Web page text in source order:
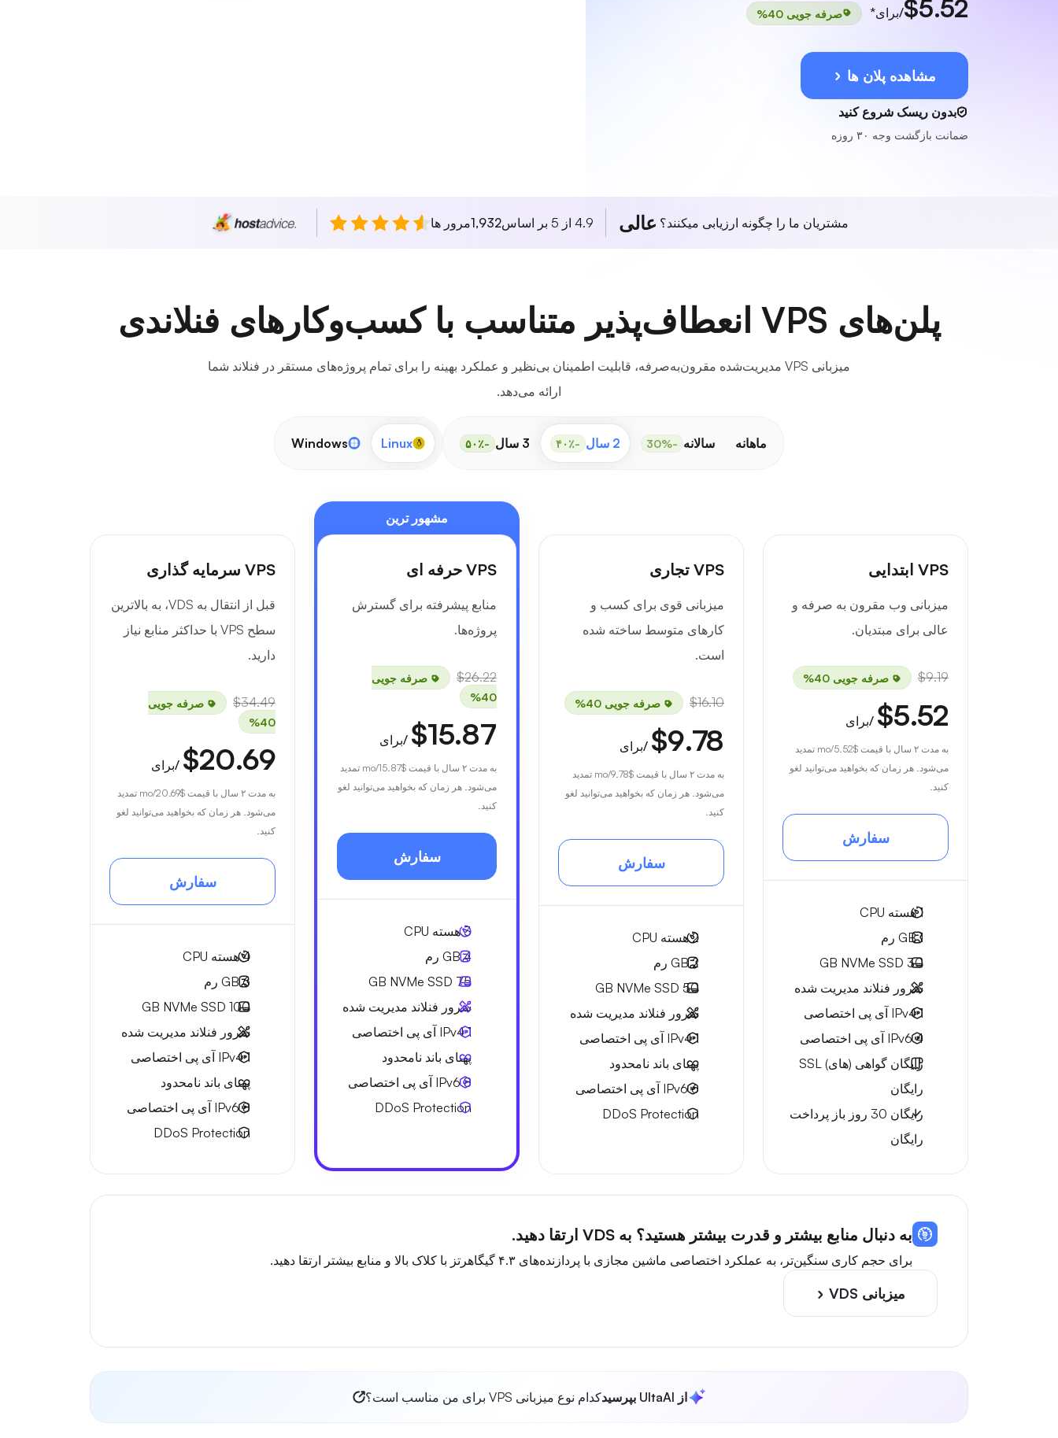
$5.52/برای* صرفه جویی 40%
مشاهده پلان ها
بدون ریسک شروع کنید
ضمانت بازگشت وجه ۳۰ روزه
مشتریان ما را چگونه ارزیابی میکنند؟ عالی 4.9 از 5 بر اساس 1,932مرور ها
پلن‌های VPS انعطاف‌پذیر متناسب با کسب‌وکارهای فنلاندی
میزبانی VPS مدیریت‌شده مقرون‌به‌صرفه، قابلیت اطمینان بی‌نظیر و عملکرد بهینه را برای تمام پروژه‌های مستقر در فنلاند شما
ارائه می‌دهد.
ماهانه سالانه -30% 2 سال -۴۰٪ 3 سال -۵۰٪ Linux
Windows
VPS ابتدایی
میزبانی وب مقرون به صرفه و
عالی برای مبتدیان.
$9.19 صرفه جویی 40%
$5.52 /برای
به مدت ۲ سال با قیمت $5.52
/mo تمدید
می‌شود. هر زمان که بخواهید می‌توانید لغو
کنید.
سفارش
1هسته CPU
1 GB
رم
30 GB
NVMe SSD
سرور فنلاند مدیریت شده
1 IPv4
آی پی اختصاصی
4 IPv6
آی پی اختصاصی
رایگان
گواهی (های) SSL
رایگان
رایگان
باز پرداخت
رایگان
VPS تجاری
میزبانی قوی برای کسب و
کارهای متوسط ساخته شده
است.
$16.10 صرفه جویی 40%
$9.78 /برای
به مدت ۲ سال با قیمت $9.78
/mo تمدید
می‌شود. هر زمان که بخواهید می‌توانید لغو
کنید.
سفارش
2هسته CPU
2 GB
رم
50 GB
NVMe SSD
سرور فنلاند مدیریت شده
1 IPv4
آی پی اختصاصی
پهنای باند نامحدود
6 IPv6
آی پی اختصاصی
DDoS Protection
مشهور ترین
VPS حرفه ای
منابع پیشرفته برای گسترش
پروژه‌ها.
$26.22
صرفه جویی
40%
$15.87 /برای
به مدت ۲ سال با قیمت $15.87
/mo تمدید
می‌شود. هر زمان که بخواهید می‌توانید لغو
کنید.
سفارش
3هسته CPU
4 GB
رم
75 GB
NVMe SSD
سرور فنلاند مدیریت شده
1 IPv4
آی پی اختصاصی
پهنای باند نامحدود
8 IPv6
آی پی اختصاصی
DDoS Protection
VPS سرمایه گذاری
قبل از انتقال به VDS، به بالاترین
سطح VPS با حداکثر منابع نیاز
دارید.
$34.49
صرفه جویی
40%
$20.69 /برای
به مدت ۲ سال با قیمت $20.69
/mo تمدید
می‌شود. هر زمان که بخواهید می‌توانید لغو
کنید.
سفارش
4هسته CPU
6 GB
رم
100 GB
NVMe SSD
سرور فنلاند مدیریت شده
1 IPv4
آی پی اختصاصی
پهنای باند نامحدود
8 IPv6
آی پی اختصاصی
DDoS Protection
به دنبال منابع بیشتر و قدرت بیشتر هستید؟ به VDS ارتقا دهید.
برای حجم کاری سنگین‌تر، به عملکرد اختصاصی ماشین مجازی با پردازنده‌های ۴.۳ گیگاهرتز با کلاک بالا و منابع بیشتر ارتقا دهید.
میزبانی VDS
از UltaAI بپرسید کدام نوع میزبانی VPS برای من مناسب است؟